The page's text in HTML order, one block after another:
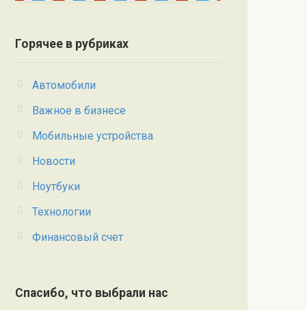
Горячее в рубриках
Автомобили
Важное в бизнесе
Мобильные устройства
Новости
Ноутбуки
Технологии
Финансовый счет
Спасибо, что выбрали нас